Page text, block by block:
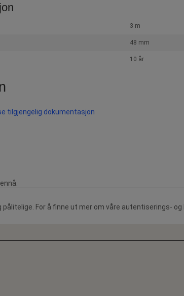
3 m
48 mm
10 år
tilgjengelig dokumentasjon
pålitelige. For å finne ut mer om våre autentiserings-